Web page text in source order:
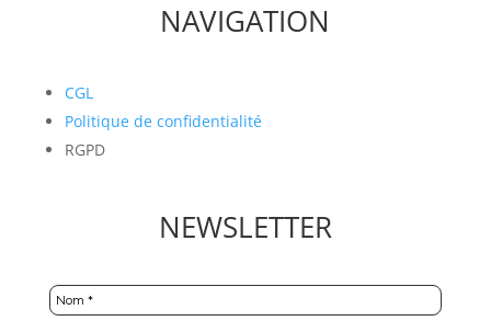
NAVIGATION
CGL
Politique de confidentialité
RGPD
NEWSLETTER